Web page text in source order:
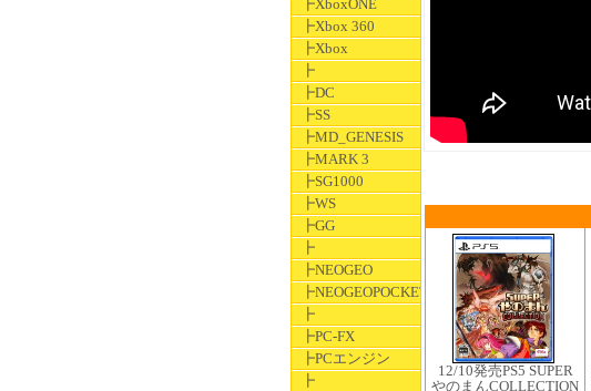
┣XboxONE
┣Xbox 360
┣Xbox
┣
┣DC
┣SS
┣MD_GENESIS
┣MARK 3
┣SG1000
┣WS
┣GG
┣
┣NEOGEO
┣NEOGEOPOCKET
┣
┣PC-FX
┣PCエンジン
┣
12/10発売PS5 ​SUPER
やのまんCOLLECTION